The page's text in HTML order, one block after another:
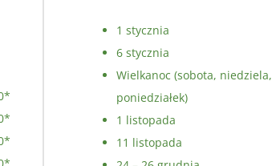
1 stycznia
6 stycznia
Wielkanoc (sobota, niedziela,
poniedziałek)
1 listopada
11 listopada